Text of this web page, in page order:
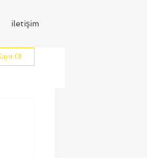
iletişim
Ol